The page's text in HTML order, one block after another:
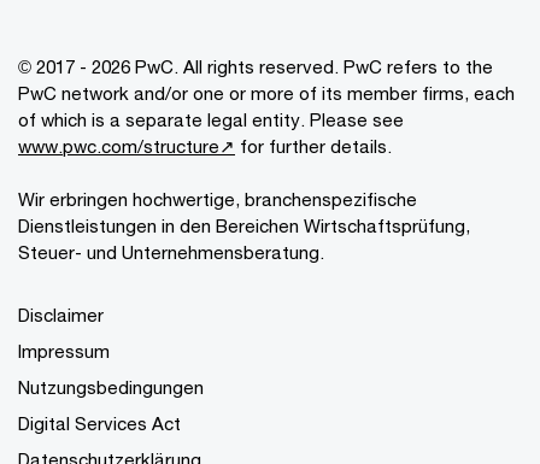
© 2017 - 2026 PwC. All rights reserved. PwC refers to the
PwC network and/or one or more of its member firms, each
of which is a separate legal entity. Please see
www.pwc.com/structure↗ for further details.
Wir erbringen hochwertige, branchenspezifische
Dienstleistungen in den Bereichen Wirtschaftsprüfung,
Steuer- und Unternehmensberatung.
Disclaimer
Impressum
Nutzungsbedingungen
Digital Services Act
Datenschutzerklärung